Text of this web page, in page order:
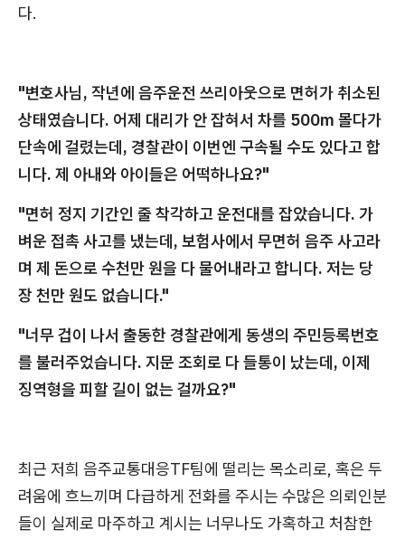
다.
"변호사님, 작년에 음주운전 쓰리아웃으로 면허가 취소된
상태였습니다. 어제 대리가 안 잡혀서 차를 500m 몰다가
단속에 걸렸는데, 경찰관이 이번엔 구속될 수도 있다고 합
니다. 제 아내와 아이들은 어떡하나요?"
"면허 정지 기간인 줄 착각하고 운전대를 잡았습니다. 가
벼운 접촉 사고를 냈는데, 보험사에서 무면허 음주 사고라
며 제 돈으로 수천만 원을 다 물어내라고 합니다. 저는 당
장 천만 원도 없습니다."
"너무 겁이 나서 출동한 경찰관에게 동생의 주민등록번호
를 불러주었습니다. 지문 조회로 다 들통이 났는데, 이제
징역형을 피할 길이 없는 걸까요?"
최근 저희 음주교통대응TF팀에 떨리는 목소리로, 혹은 두
려움에 흐느끼며 다급하게 전화를 주시는 수많은 의뢰인분
들이 실제로 마주하고 계시는 너무나도 가혹하고 처참한